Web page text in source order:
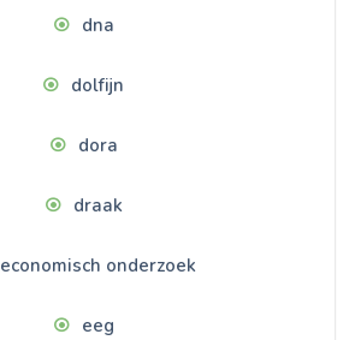
dna
dolfijn
dora
draak
economisch onderzoek
eeg